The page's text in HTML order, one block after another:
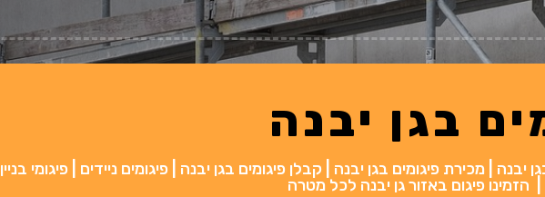
בגן יבנה
יבנה | מכירת פיגומים בגן יבנה | קבלן פיגומים בגן יבנה | פיגומים ניידים | פיגומי בניין |
| הזמינו פיגום באזור גן יבנה לכל מטרה